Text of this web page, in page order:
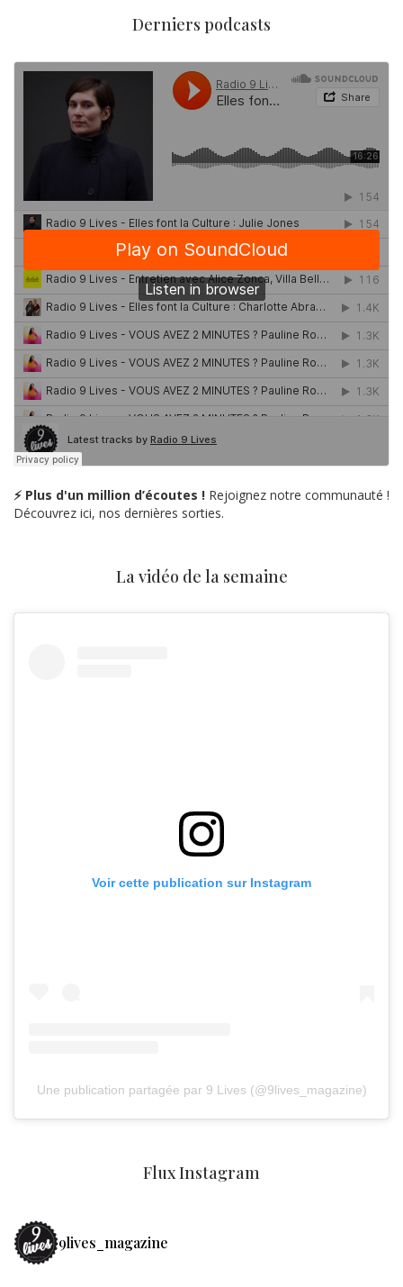
Derniers podcasts
⚡ Plus d'un million d’écoutes ! Rejoignez notre communauté !
Découvrez ici, nos dernières sorties.
La vidéo de la semaine
Voir cette publication sur Instagram
Une publication partagée par 9 Lives (@9lives_magazine)
Flux Instagram
9lives_magazine